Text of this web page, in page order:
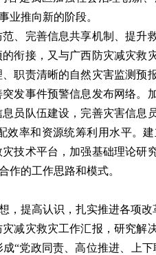
业推向新的阶段。
完善信息共享机制、提升
衔接，又与广西防灾减灾
职责清晰的自然灾害监测预
发事件预警信息发布网络
员队伍建设，完善灾害信
率和资源统筹利用水平。
技术平台，加强基础理论
作的工作思路和模式。
提高认识，扎实推进各项改
灾救灾工作汇报，研究解
“党政同责、高位推进、上